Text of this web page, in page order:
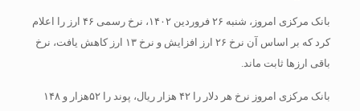
بانک مرکزی امروز، شنبه ۲۶ فروردین ۱۴۰۲، نرخ رسمی ۴۶ ارز را اعلام
کرد که بر اساس آن نرخ ۲۶ ارز افزایش و نرخ ۱۳ ارز کاهش یافت، نرخ
باقی ارزها ثابت ماند.
بانک مرکزی امروز نرخ هر دلار را ۴۲ هزار ریال، پوند را ۵۲هزار و ۱۴۸